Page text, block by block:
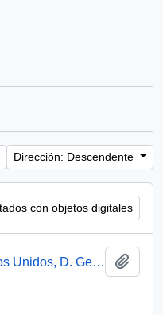
Dirección: Descendente
con objetos digitales
Discurso del presidente Aylwin en cena ofrecida por el presidente de Estados Unidos, D. George Bush